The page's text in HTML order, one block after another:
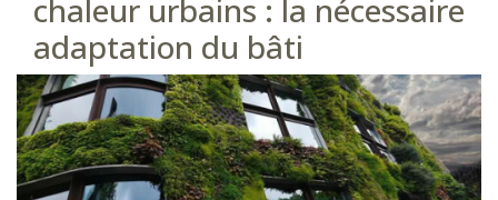
chaleur urbains : la nécessaire
adaptation du bâti